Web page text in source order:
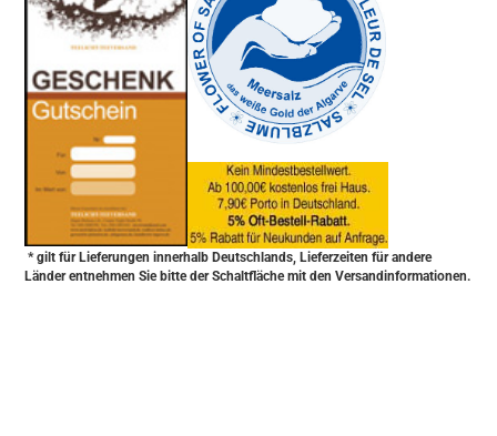
* gilt für Lieferungen innerhalb Deutschlands, Lieferzeiten für andere
Länder entnehmen Sie bitte der Schaltfläche mit den Versandinformationen.